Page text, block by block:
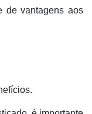
de vantagens aos